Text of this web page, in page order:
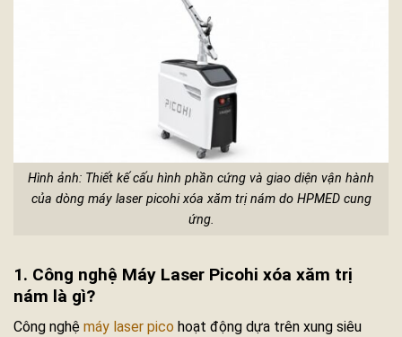
Hình ảnh: Thiết kế cấu hình phần cứng và giao diện vận hành
của dòng máy laser picohi xóa xăm trị nám do HPMED cung
ứng.
1. Công nghệ Máy Laser Picohi xóa xăm trị
nám là gì?
Công nghệ máy laser pico hoạt động dựa trên xung siêu